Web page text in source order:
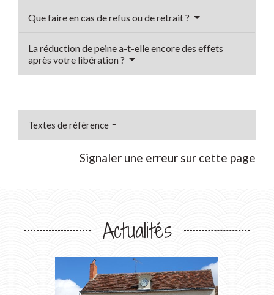
Que faire en cas de refus ou de retrait ?
La réduction de peine a-t-elle encore des effets
après votre libération ?
Textes de référence
Signaler une erreur sur cette page
Actualités